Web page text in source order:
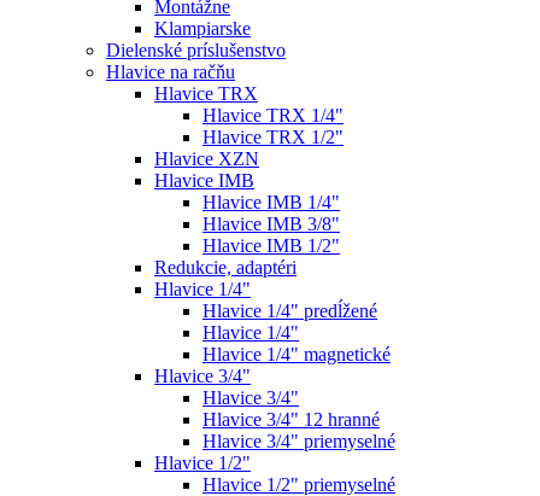
Montážne
Klampiarske
Dielenské príslušenstvo
Hlavice na račňu
Hlavice TRX
Hlavice TRX 1/4"
Hlavice TRX 1/2"
Hlavice XZN
Hlavice IMB
Hlavice IMB 1/4"
Hlavice IMB 3/8"
Hlavice IMB 1/2"
Redukcie, adaptéri
Hlavice 1/4"
Hlavice 1/4" predĺžené
Hlavice 1/4"
Hlavice 1/4" magnetické
Hlavice 3/4"
Hlavice 3/4"
Hlavice 3/4" 12 hranné
Hlavice 3/4" priemyselné
Hlavice 1/2"
Hlavice 1/2" priemyselné